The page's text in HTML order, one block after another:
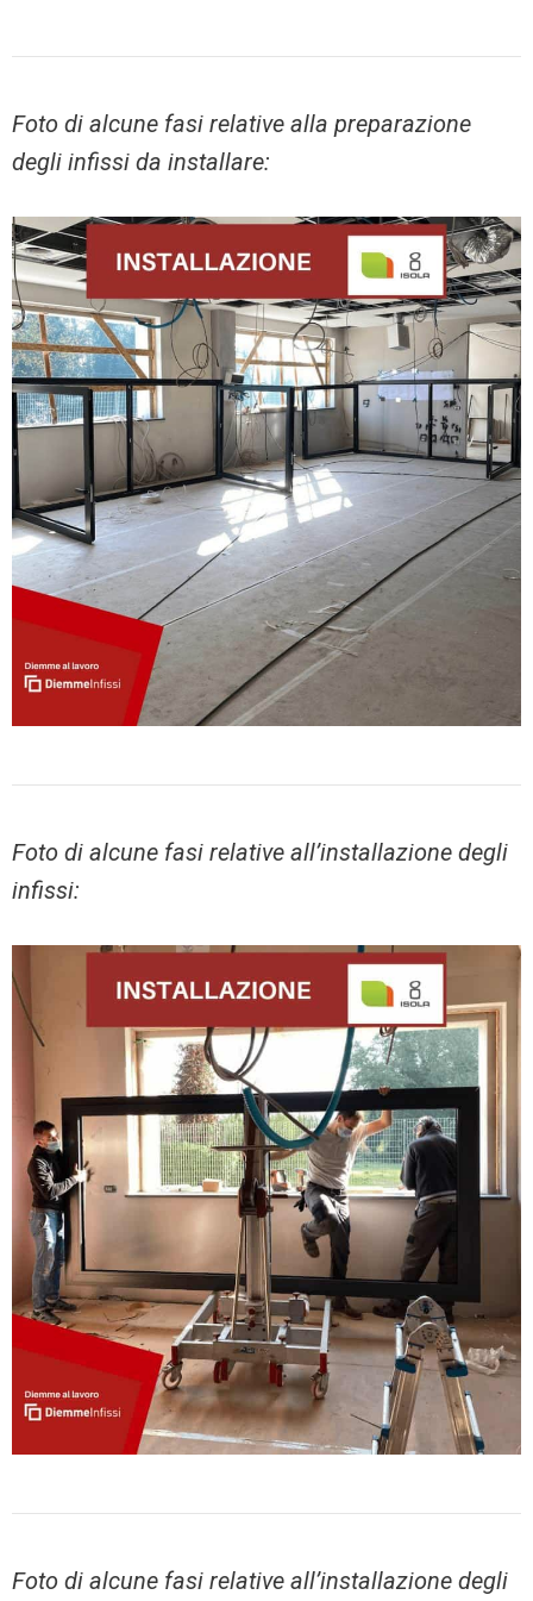
Foto di alcune fasi relative alla preparazione
degli infissi da installare:
Foto di alcune fasi relative all’installazione degli
infissi:
Foto di alcune fasi relative all’installazione degli